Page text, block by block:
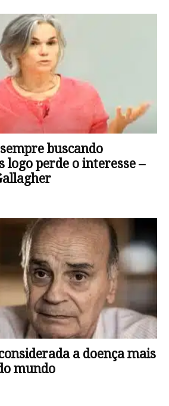
buscando
logo perde o interesse –
a doença mais
mundo